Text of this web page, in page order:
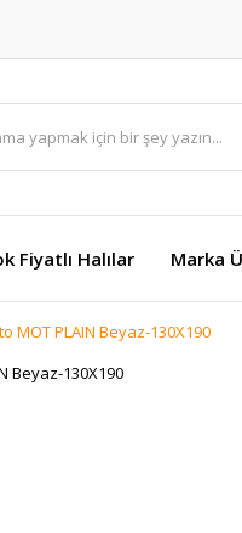
Fiyatlı Halılar Marka
MOT PLAIN Beyaz-130X190